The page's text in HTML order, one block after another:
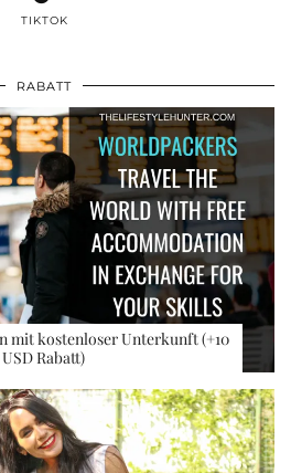
TIKTOK
RABATT
mit kostenloser Unterkunft (+10
USD Rabatt)